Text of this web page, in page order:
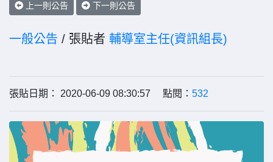
上一則公告 下一則公告
一般公告 / 張貼者 輔導室主任(資訊組長)
張貼日期： 2020-06-09 08:30:57 點閱： 532